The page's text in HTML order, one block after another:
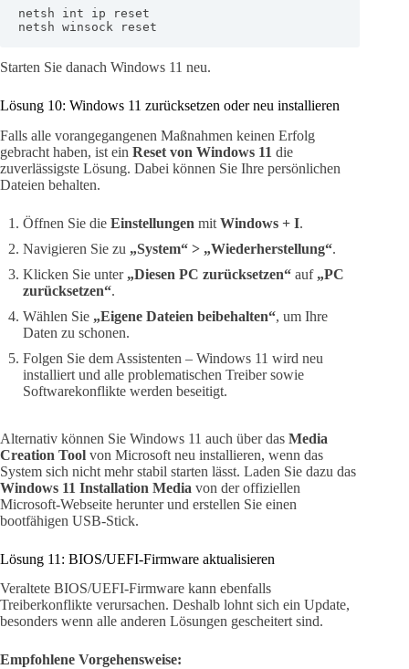
netsh int ip reset
netsh winsock reset
Starten Sie danach Windows 11 neu.
Lösung 10: Windows 11 zurücksetzen oder neu installieren
Falls alle vorangegangenen Maßnahmen keinen Erfolg
gebracht haben, ist ein Reset von Windows 11 die
zuverlässigste Lösung. Dabei können Sie Ihre persönlichen
Dateien behalten.
Öffnen Sie die Einstellungen mit Windows + I.
Navigieren Sie zu „System“ > „Wiederherstellung“.
Klicken Sie unter „Diesen PC zurücksetzen“ auf „PC
zurücksetzen“.
Wählen Sie „Eigene Dateien beibehalten“, um Ihre
Daten zu schonen.
Folgen Sie dem Assistenten – Windows 11 wird neu
installiert und alle problematischen Treiber sowie
Softwarekonflikte werden beseitigt.
Alternativ können Sie Windows 11 auch über das Media
Creation Tool von Microsoft neu installieren, wenn das
System sich nicht mehr stabil starten lässt. Laden Sie dazu das
Windows 11 Installation Media von der offiziellen
Microsoft-Webseite herunter und erstellen Sie einen
bootfähigen USB-Stick.
Lösung 11: BIOS/UEFI-Firmware aktualisieren
Veraltete BIOS/UEFI-Firmware kann ebenfalls
Treiberkonflikte verursachen. Deshalb lohnt sich ein Update,
besonders wenn alle anderen Lösungen gescheitert sind.
Empfohlene Vorgehensweise: